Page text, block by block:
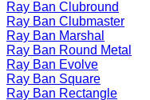
Ray Ban Clubround
Ray Ban Clubmaster
Ray Ban Marshal
Ray Ban Round Metal
Ray Ban Evolve
Ray Ban Square
Ray Ban Rectangle